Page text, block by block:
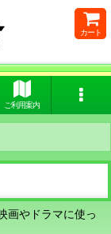
カート
ご利用案内
やドラマに使っ